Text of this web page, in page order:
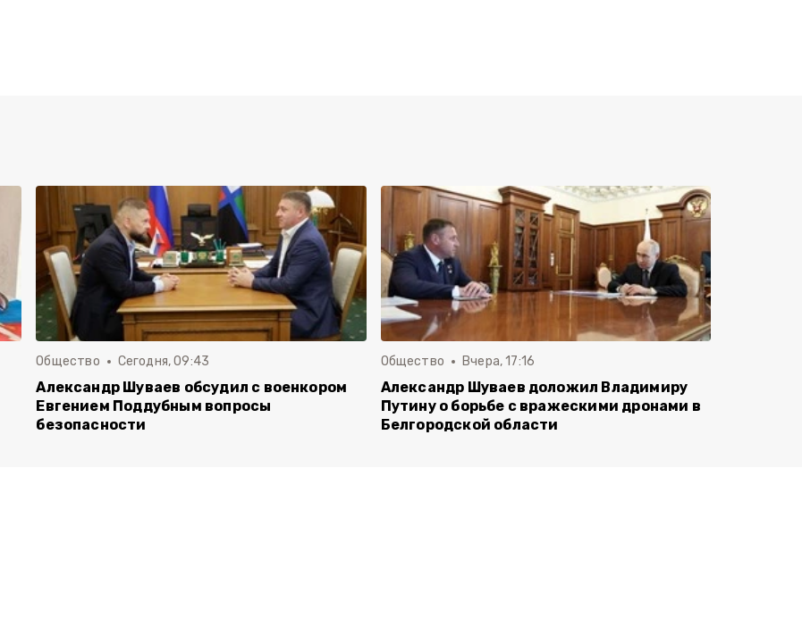
Общество Сегодня, 09:43
Александр Шуваев обсудил с военкором
Евгением Поддубным вопросы
безопасности
Общество Вчера, 17:16
Александр Шуваев доложил Владимиру
Путину о борьбе с вражескими дронами в
Белгородской области